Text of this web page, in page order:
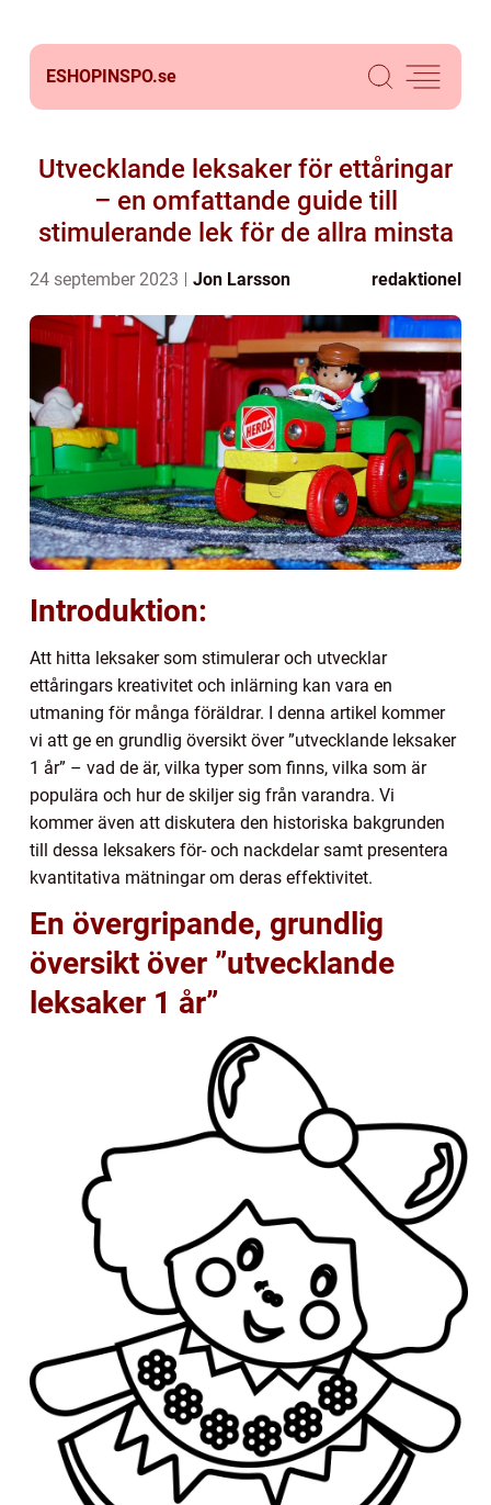
ESHOPINSPO.se
Utvecklande leksaker för ettåringar
– en omfattande guide till
stimulerande lek för de allra minsta
24 september 2023 Jon Larsson redaktionel
Introduktion:
Att hitta leksaker som stimulerar och utvecklar
ettåringars kreativitet och inlärning kan vara en
utmaning för många föräldrar. I denna artikel kommer
vi att ge en grundlig översikt över ”utvecklande leksaker
1 år” – vad de är, vilka typer som finns, vilka som är
populära och hur de skiljer sig från varandra. Vi
kommer även att diskutera den historiska bakgrunden
till dessa leksakers för- och nackdelar samt presentera
kvantitativa mätningar om deras effektivitet.
En övergripande, grundlig
översikt över ”utvecklande
leksaker 1 år”